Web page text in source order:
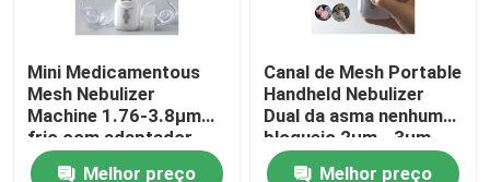
Mini Medicamentous
Mesh Nebulizer
Machine 1.76-3.8μm
frio com adaptador
bucal da máscara
Melhor preço
Canal de Mesh Portable
Handheld Nebulizer
Dual da asma nenhum
bloqueio 2μm - 3μm
Melhor preço